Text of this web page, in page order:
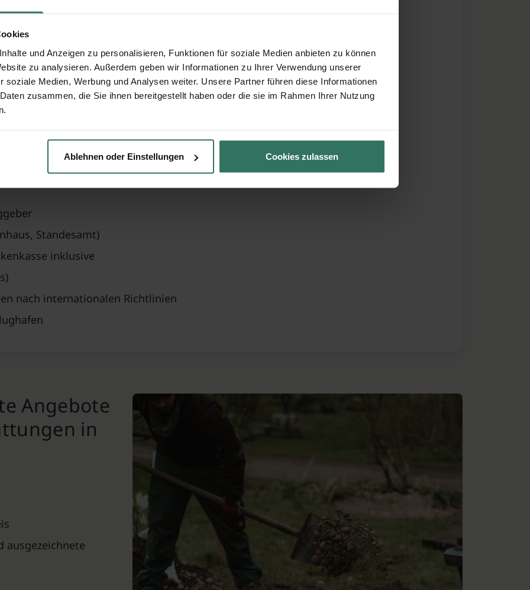
und Anzeigen zu personalisieren, Funktionen für soziale Medien anbieten zu können
zu analysieren. Außerdem geben wir Informationen zu Ihrer Verwendung unserer
soziale Medien, Werbung und Analysen weiter. Unsere Partner führen diese Informationen
zusammen, die Sie ihnen bereitgestellt haben oder die sie im Rahmen Ihrer Nutzung
Ablehnen oder Einstellungen Cookies zulassen
nach Friedhof möglich
islamischen Regeln
Standesamt)
inklusive
nach internationalen Richtlinien
Angebote
in
ausgezeichnete